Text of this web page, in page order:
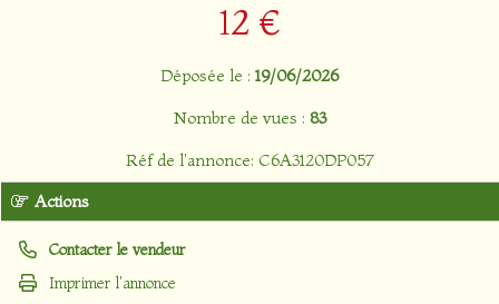
12 €
Déposée le : 19/06/2026
Nombre de vues : 83
Réf de l'annonce: C6A3120DP057
Actions
Contacter le vendeur
Imprimer l'annonce